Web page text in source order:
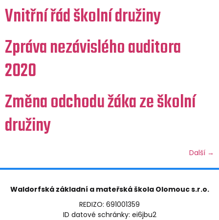
Vnitřní řád školní družiny
Zpráva nezávislého auditora
2020
Změna odchodu žáka ze školní
družiny
Další →
Waldorfská základní a mateřská škola Olomouc s.r.o.
REDIZO: 691001359
ID datové schránky: ei6jbu2